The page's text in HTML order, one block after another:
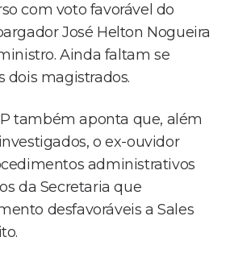
com voto favorável do
José Helton Nogueira
Ainda faltam se
dois magistrados.
também aponta que, além
o ex-ouvidor
administrativos
da Secretaria que
desfavoráveis a Sales